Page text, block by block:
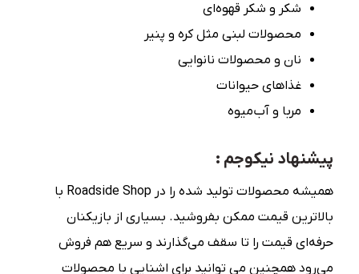
شکر و شکر قهوه‌ای
محصولات لبنی مثل کره و پنیر
نان و محصولات نانوایی
غذاهای حیوانات
مربا و آب‌میوه
پیشنهاد نیکوجم :
همیشه محصولات تولید شده را در Roadside Shop با
بالاترین قیمت ممکن بفروشید. بسیاری از بازیکنان
حرفه‌ای قیمت را تا سقف می‌گذارند و سریع هم فروش
می‌رود همچنین می توانید برای اشنایی با محصولات